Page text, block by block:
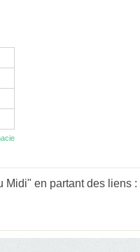
Midi" en partant des liens :